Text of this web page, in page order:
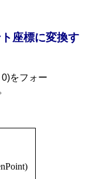
座標に変換す
をフォー